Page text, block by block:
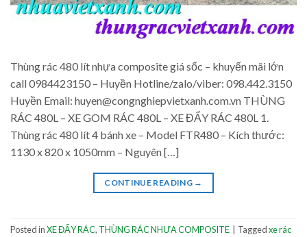
Thùng rác 480 lít nhựa composite giá sốc – khuyến mãi lớn
call 0984423150 – Huyền Hotline/zalo/viber: 098.442.3150
Huyền Email: huyen@congnghiepvietxanh.com.vn THÙNG
RÁC 480L – XE GOM RÁC 480L – XE ĐẨY RÁC 480L 1.
Thùng rác 480 lít 4 bánh xe – Model FTR480 – Kích thước:
1130 x 820 x 1050mm – Nguyên […]
CONTINUE READING →
Posted inXE ĐẨY RÁC, THÙNG RÁC NHỰA COMPOSITE Taggedxe rác